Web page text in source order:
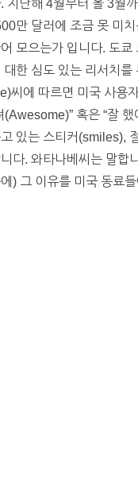
지난해 4월부터 올 3월
만 달러에 조금 못 미
모으는가 입니다. 도
대한 심도 있는 리서치
씨에 따르면 미국 사용
(Awesome)” 혹은 “잘
있는 스티커(smiles),
다. 와타나베씨는 말합
) 그 이유를 미국 동료